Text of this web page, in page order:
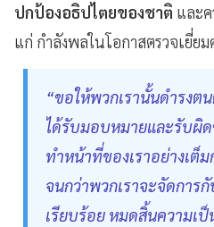
ปกป้องอธิปไตยของชาติ และ
แก่ กำลังพลในโอกาสตรวจเยี่ย
“ขอให้พวกเรานั้นดำรงต
ได้รับมอบหมายและรับผิ
ทำหน้าที่ของเราอย่างเต็
จนกว่าพวกเราจะจัดการ
เรียบร้อย หมดสิ้นความเ